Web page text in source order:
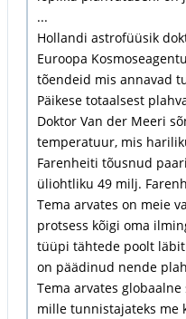
...
Hollandi astrofüüsik
Euroopa
tõendeid mis annavad
Päikese totaalsest
Doktor Van der Meeri
temperatuur, mis
Farenheiti tõusnud
üliohtliku 49 milj.
Tema arvates on meie
protsess kõigi oma
tüüpi tähtede poolt
on päädinud nende
Tema arvates
mille tunnistajateks me